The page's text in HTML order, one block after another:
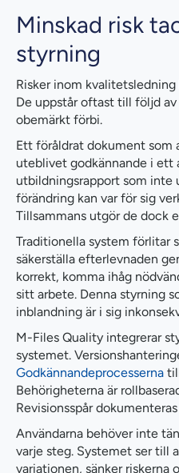
Minskad risk
styrning
Risker inom
De uppstår oftast till följd av
obemärkt förbi.
Ett föråldrat dokument som
uteblivet godkännande i ett
utbildningsrapport som inte
förändring kan var för sig
Tillsammans utgör de dock
Traditionella system förlitar
säkerställa efterlevnaden
korrekt, komma ihåg
sitt arbete. Denna styrning
inblandning är i sig
M-Files Quality integrerar
systemet.
Godkännandeprocesserna
Behörigheterna är
Revisionsspår
Användarna behöver inte
varje steg. Systemet ser till
variationen, sänker